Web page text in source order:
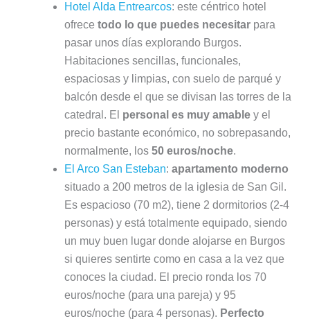
Hotel Alda Entrearcos: este céntrico hotel
ofrece todo lo que puedes necesitarpara
pasar unos días explorando Burgos.
Habitaciones sencillas, funcionales,
espaciosas y limpias, con suelo de parqué y
balcón desde el que se divisan las torres de la
catedral. El personal es muy amabley el
precio bastante económico, no sobrepasando,
normalmente, los 50 euros/noche.
El Arco San Esteban: apartamento moderno
situado a 200 metros de la iglesia de San Gil.
Es espacioso (70 m2), tiene 2 dormitorios (2-4
personas) y está totalmente equipado, siendo
un muy buen lugar donde alojarse en Burgos
si quieres sentirte como en casa a la vez que
conoces la ciudad. El precio ronda los 70
euros/noche (para una pareja) y 95
euros/noche (para 4 personas). Perfecto